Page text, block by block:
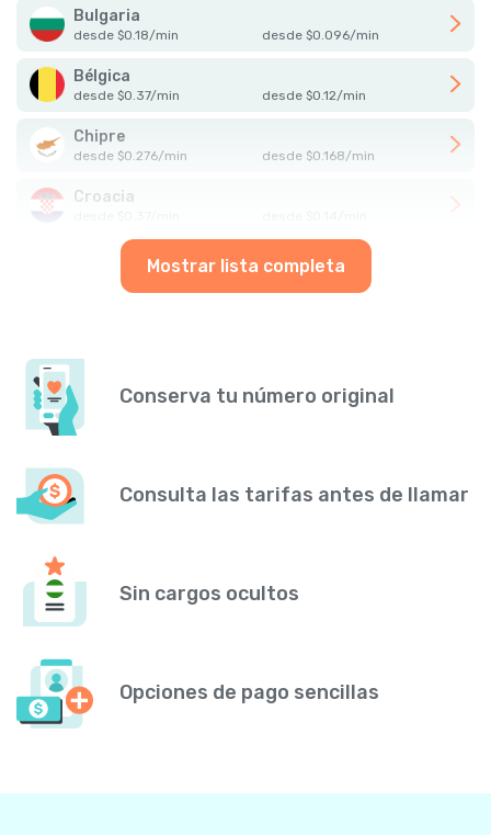
Bulgaria
desde $0.18/min desde $0.096/min
Bélgica
desde $0.37/min desde $0.12/min
Chipre
desde $0.276/min desde $0.168/min
Croacia
Mostrar lista completa
Conserva tu número original
Consulta las tarifas antes de llamar
Sin cargos ocultos
Opciones de pago sencillas